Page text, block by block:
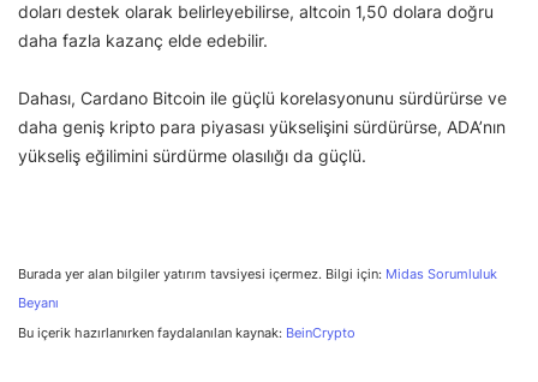
doları destek olarak belirleyebilirse, altcoin 1,50 dolara doğru
daha fazla kazanç elde edebilir.
Dahası, Cardano Bitcoin ile güçlü korelasyonunu sürdürürse ve
daha geniş kripto para piyasası yükselişini sürdürürse, ADA’nın
yükseliş eğilimini sürdürme olasılığı da güçlü.
Burada yer alan bilgiler yatırım tavsiyesi içermez. Bilgi için: Midas Sorumluluk
Beyanı
Bu içerik hazırlanırken faydalanılan kaynak: BeinCrypto